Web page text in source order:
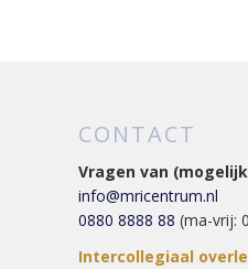
CONTACT
Vragen van
info@mricentrum.nl
0880 8888 88 (ma-vrij:
Intercollegiaal